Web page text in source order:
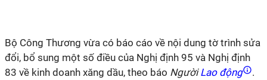
Bộ Công Thương vừa có báo cáo về nội dung tờ trình sửa
đổi, bổ sung một số điều của Nghị định 95 và Nghị định
83 về kinh doanh xăng dầu, theo báo NgườiLao động
.